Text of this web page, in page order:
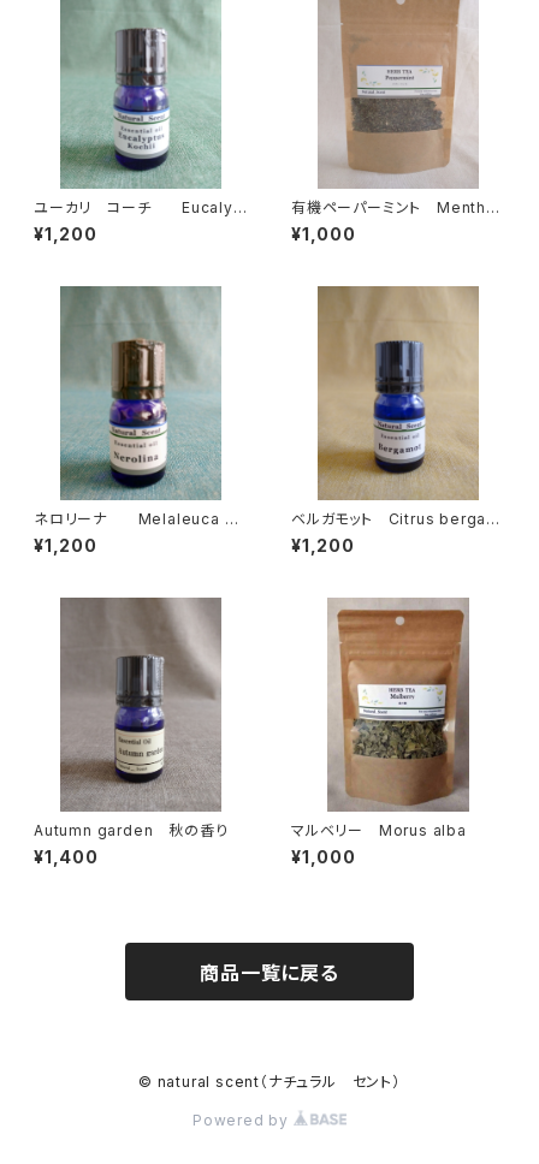
ユーカリ コーチ Eucalyp
tus kochii
¥1,200
有機ペーパーミント Mentha
piperita
¥1,000
ネロリーナ Melaleuca qu
inquinervia
¥1,200
ベルガモット Citrus bergami
a
¥1,200
Autumn garden 秋の香り
¥1,400
マルベリー Morus alba
¥1,000
商品一覧に戻る
© natural scent（ナチュラル セント）
Powered by